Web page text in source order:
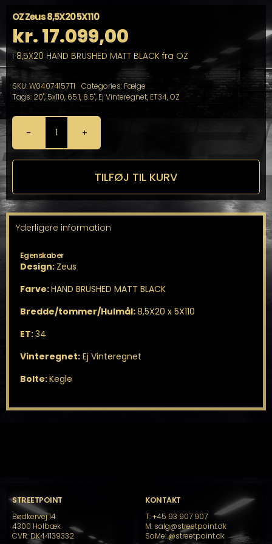
OZ Zeus 8,5X20 5X110
kr.17.099,00
i 8,5X20 HAND BRUSHED MATT BLACK fra OZ
SKU:W04074157T1 Categories: Fælge
Tags: 20",5x110, 65.1, 8.5", Ej Vinteregnet, ET34,OZ
OZ
Zeus
8,5X20
TILFØJ TIL KURV
Yderligere information
Egenskaber
Design: Zeus
Farve:HAND BRUSHED MATT BLACK
Bredde/tommer/Hulmål:8,5X20 x 5X110
ET:34
Vinteregnet:Ej Vinteregnet
Bolte:Kegle
STREETPOINT
Bødkervej 14
4300 Holbæk
CVR: DK44139332
KONTAKT
T: +45 93 907 907
M: salg@streetpoint.dk
SoMe:@streetpoint.dk